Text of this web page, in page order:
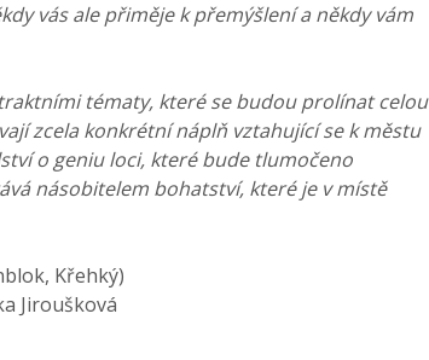
vás ale přiměje k přemýšlení a někdy vám
tématy, které se budou prolínat celou
zcela konkrétní náplň vztahující se k městu
o geniu loci, které bude tlumočeno
násobitelem bohatství, které je v místě
Křehký)
Jiroušková